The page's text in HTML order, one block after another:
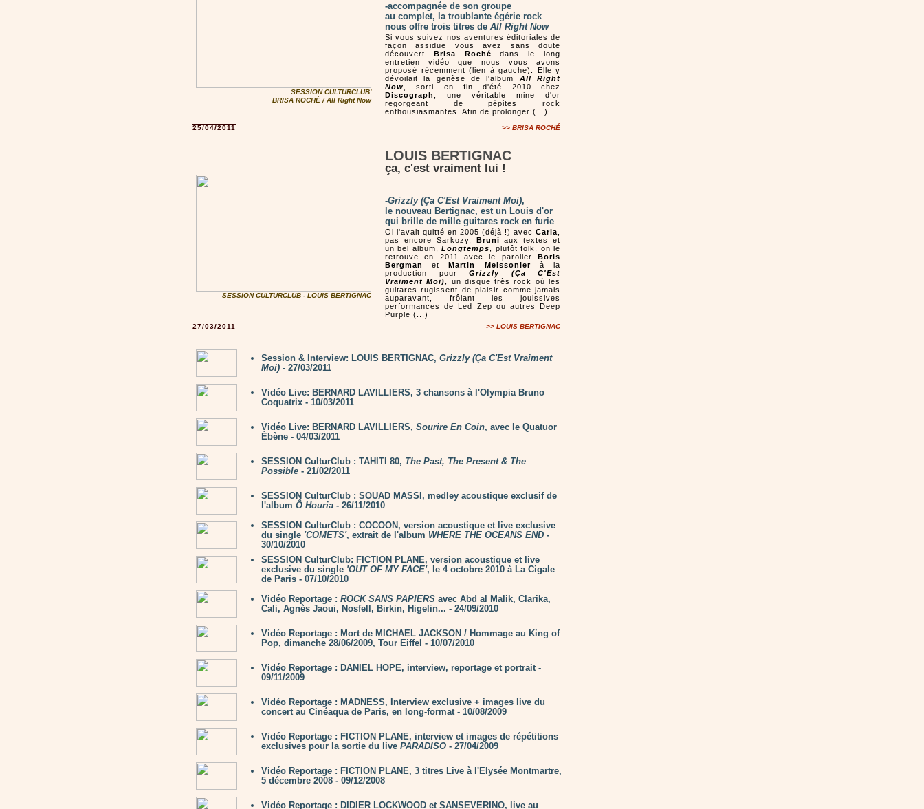
SESSION CULTURCLUB'
BRISA ROCHÉ / All Right Now
-accompagnée de son groupe
au complet, la troublante égérie rock
nous offre trois titres de All Right Now
Si vous suivez nos aventures éditoriales de
façon assidue vous avez sans doute
découvert Brisa Roché dans le long
entretien vidéo que nous vous avons
proposé récemment (lien à gauche). Elle y
dévoilait la genèse de l'album All Right
Now , sorti en fin d'été 2010 chez
Discograph
, une véritable mine d'or
regorgeant de pépites rock
enthousiasmantes. Afin de prolonger (...)
25/04/2011 >> BRISA ROCHÉ
SESSION CULTURCLUB - LOUIS BERTIGNAC
LOUIS BERTIGNAC
ça, c'est vraiment lui !
-Grizzly (Ça C'Est Vraiment Moi),
le nouveau Bertignac, est un Louis d'or
qui brille de mille guitares rock en furie
Ol l'avait quitté en 2005 (déjà !) avec Carla
pas encore Sarkozy, Bruni aux textes et
un bel album,Longtemps
, plutôt folk, on le
retrouve en 2011 avec le parolier Boris
Bergman
etMartin Meissonierà la
production pour Grizzly (Ça C'Est
Vraiment Moi)
, un disque très rock où les
guitares rugissent de plaisir comme jamais
auparavant, frôlant les jouissives
performances de Led Zep ou autres Deep
Purple (...)
27/03/2011 >> LOUIS BERTIGNAC
Session & Interview: LOUIS BERTIGNAC, Grizzly (Ça C'Est Vraiment
Moi) - 27/03/2011
Vidéo Live: BERNARD LAVILLIERS, 3 chansons à l'Olympia Bruno
Coquatrix - 10/03/2011
Vidéo Live: BERNARD LAVILLIERS, Sourire En Coin, avec le Quatuor
Ébène - 04/03/2011
SESSION CulturClub : TAHITI 80, The Past, The Present & The
Possible - 21/02/2011
SESSION CulturClub : SOUAD MASSI, medley acoustique exclusif de
l'album Ô Houria - 26/11/2010
SESSION CulturClub : COCOON, version acoustique et live exclusive
du single 'COMETS', extrait de l'album WHERE THE OCEANS END -
30/10/2010
SESSION CulturClub: FICTION PLANE, version acoustique et live
exclusive du single 'OUT OF MY FACE', le 4 octobre 2010 à La Cigale
de Paris - 07/10/2010
Vidéo Reportage : ROCK SANS PAPIERS avec Abd al Malik, Clarika,
Cali, Agnès Jaoui, Nosfell, Birkin, Higelin... - 24/09/2010
Vidéo Reportage : Mort de MICHAEL JACKSON / Hommage au King of
Pop, dimanche 28/06/2009, Tour Eiffel - 10/07/2010
Vidéo Reportage : DANIEL HOPE, interview, reportage et portrait -
09/11/2009
Vidéo Reportage : MADNESS, Interview exclusive + images live du
concert au Cinéaqua de Paris, en long-format - 10/08/2009
Vidéo Reportage : FICTION PLANE, interview et images de répétitions
exclusives pour la sortie du live PARADISO - 27/04/2009
Vidéo Reportage : FICTION PLANE, 3 titres Live à l'Elysée Montmartre,
5 décembre 2008 - 09/12/2008
Vidéo Reportage : DIDIER LOCKWOOD et SANSEVERINO, live au